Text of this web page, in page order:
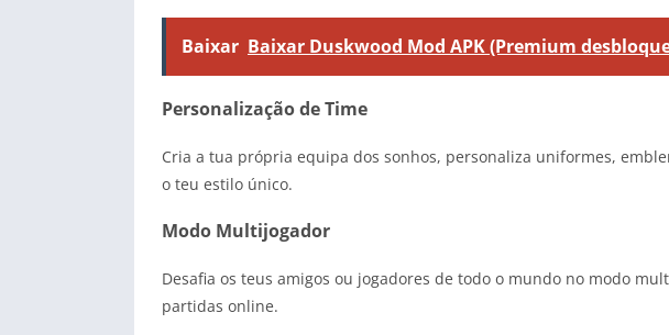
Baixar Baixar Duskwood Mod APK (Premium
Personalização de Time
Cria a tua própria equipa dos sonhos, personaliza uniformes,
o teu estilo único.
Modo Multijogador
Desafia os teus amigos ou jogadores de todo o mundo no modo
partidas online.